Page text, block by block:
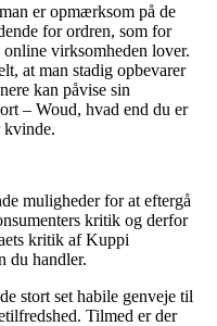
er opmærksom på de
for ordren, som for
virksomheden lover.
at man stadig opbevarer
kan påvise sin
– Woud, hvad end du er
kvinde.
muligheder for at eftergå
kritik og derfor
kritik af Kuppi
du handler.
stort set habile genveje til
Tilmed er der